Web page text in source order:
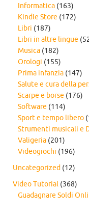
Informatica (163)
Kindle Store (172)
Libri (187)
Libri in altre lingue
Musica (182)
Orologi (155)
Prima infanzia (147)
Salute e cura della
Scarpe e borse (176)
Software (114)
Sport e tempo libero
Strumenti musicali e
Valigeria (201)
Videogiochi (196)
Uncategorized (12)
Video Tutorial (368)
Guadagnare Soldi